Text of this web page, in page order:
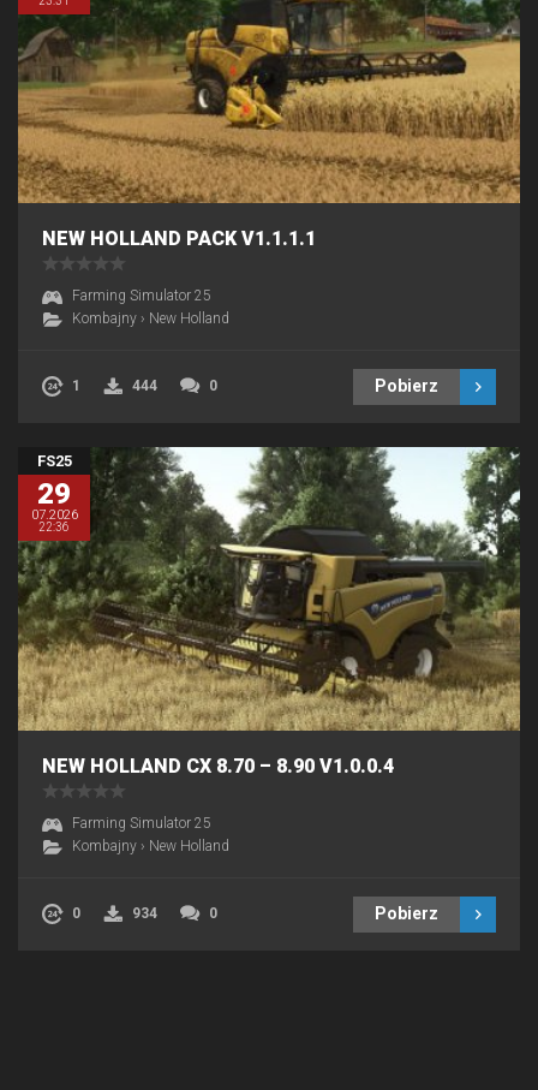
NEW HOLLAND PACK V1.1.1.1
Farming Simulator 25
Kombajny › New Holland
1 444 0 Pobierz
FS25
29
07.2026
22:36
NEW HOLLAND CX 8.70 – 8.90 V1.0.0.4
Farming Simulator 25
Kombajny › New Holland
0 934 0 Pobierz